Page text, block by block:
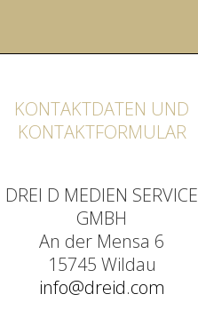
KONTAKTDATEN UND
KONTAKTFORMULAR
DREI D MEDIEN SERVICE
GMBH
An der Mensa 6
15745 Wildau
info@dreid.com